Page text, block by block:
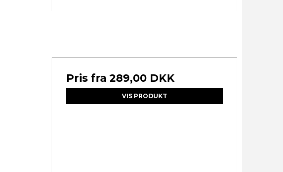
Pris fra 289,00 DKK
VIS PRODUKT